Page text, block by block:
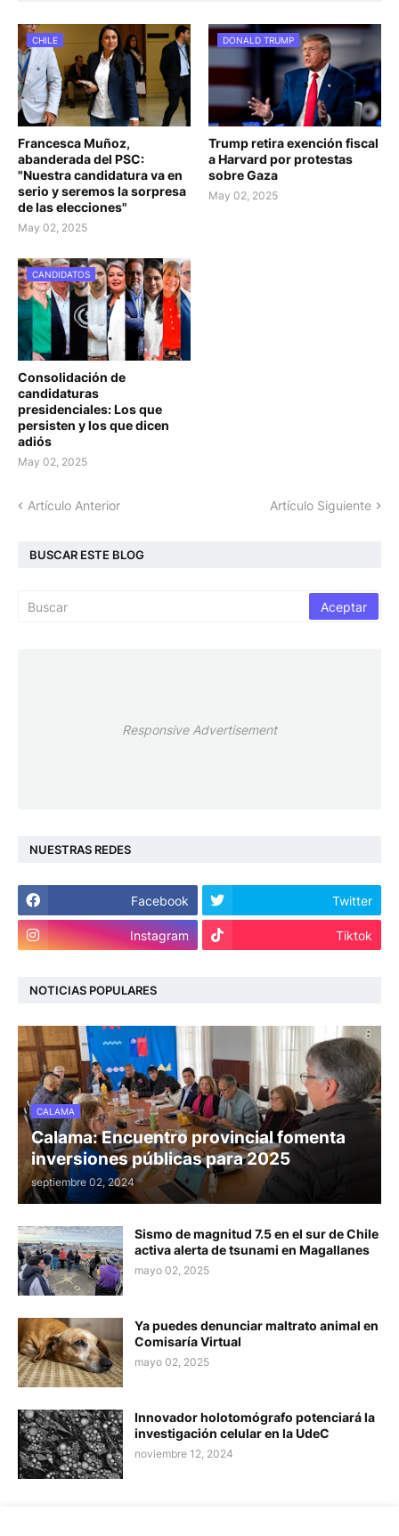
CHILE
Francesca Muñoz,
abanderada del PSC:
"Nuestra candidatura va en
serio y seremos la sorpresa
de las elecciones"
May 02, 2025
DONALD TRUMP
Trump retira exención fiscal
a Harvard por protestas
sobre Gaza
May 02, 2025
CANDIDATOS
Consolidación de
candidaturas
presidenciales: Los que
persisten y los que dicen
adiós
May 02, 2025
Artículo Anterior Artículo Siguiente
BUSCAR ESTE BLOG
Responsive Advertisement
NUESTRAS REDES
Facebook Twitter
Instagram Tiktok
NOTICIAS POPULARES
CALAMA
Calama: Encuentro provincial fomenta
inversiones públicas para 2025
septiembre 02, 2024
Sismo de magnitud 7.5 en el sur de Chile
activa alerta de tsunami en Magallanes
mayo 02, 2025
Ya puedes denunciar maltrato animal en
Comisaría Virtual
mayo 02, 2025
Innovador holotomógrafo potenciará la
investigación celular en la UdeC
noviembre 12, 2024